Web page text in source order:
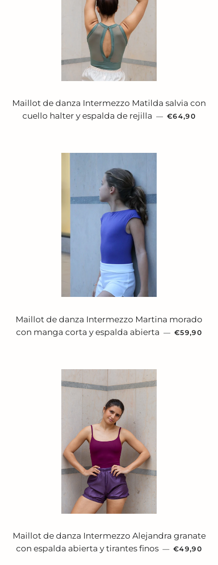
Maillot de danza Intermezzo Matilda salvia con
cuello halter y espalda de rejilla — PRECIO
€64,90
Maillot de danza Intermezzo Martina morado
con manga corta y espalda abierta — PRECIO
€59,90
Maillot de danza Intermezzo Alejandra granate
con espalda abierta y tirantes finos — PRECIO
€49,90